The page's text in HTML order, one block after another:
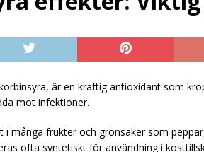
Aromhusets stilldrink:
gästen
UNCATEGORIZED
[ August 1, 2026 ] Aromhusets stilldrink: från
UNCATEGORIZED
UNCATEGORIZED
är en kraftig antioxidant som
mot infektioner.
många frukter och grönsaker som
ofta syntetiskt för användning i